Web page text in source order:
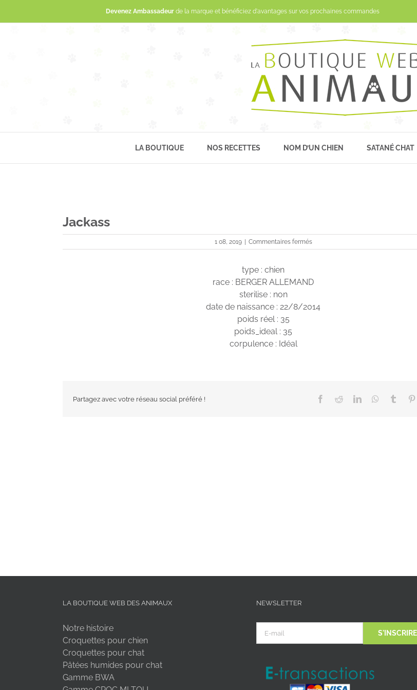
Devenez Ambassadeurde la marque et bénéficiez d'avantages sur vos prochaines commandes
LA BOUTIQUE NOS RECETTES NOM D’UN CHIEN SATANÉ CHAT
Jackass
1 08, 2019 Commentaires ferméssur
Jackass
type : chien
race : BERGER ALLEMAND
sterilise : non
date de naissance : 22/8/2014
poids réel : 35
poids_ideal : 35
corpulence : Idéal
Partagez avec votre réseau social préféré ! Facebook
RedditLinkedInWhatsApp
Tumblr
LA BOUTIQUE WEB DES ANIMAUX
Notre histoire
Croquettes pour chien
Croquettes pour chat
Pâtées humides pour chat
Gamme BWA
NEWSLETTER